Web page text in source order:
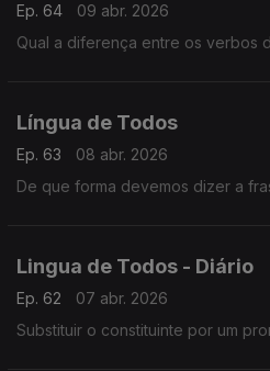
Ep. 64
09 abr. 2026
Qual a diferença entre os verbos
Língua de Todos
Ep. 63
08 abr. 2026
De que forma devemos dizer a
Lingua de Todos - Diário
Ep. 62
07 abr. 2026
Substituir o constituinte por um